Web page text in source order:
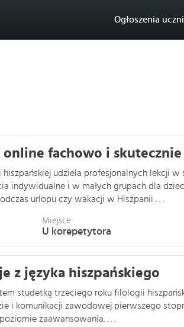
Ogłoszenia
online fachowo i skutecznie
udziela profesjonalnych lekcji w
indywidualne i w małych grupach dla
urlopu czy wakacji w Hiszpanii . . .
Miejsce
U korepetytora
z języka hiszpańskiego
studetką trzeciego roku filologii
i komunikacji zawodowej pierwszego
zaawansowania. . . .